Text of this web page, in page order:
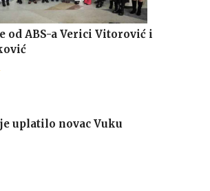
od ABS-a Verici Vitorović i
uplatilo novac Vuku